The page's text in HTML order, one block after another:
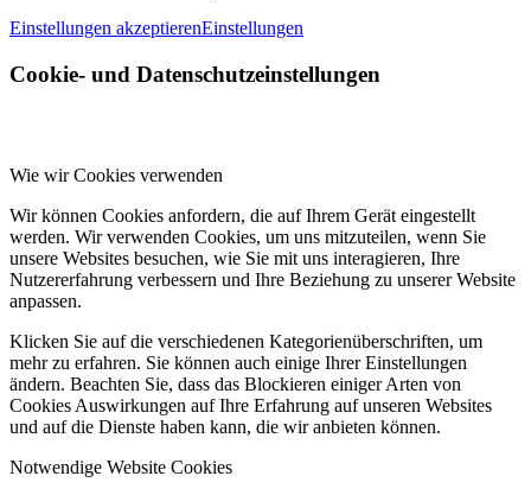
Einstellungen akzeptierenEinstellungen
Cookie- und Datenschutzeinstellungen
Wie wir Cookies verwenden
Wir können Cookies anfordern, die auf Ihrem Gerät eingestellt
werden. Wir verwenden Cookies, um uns mitzuteilen, wenn Sie
unsere Websites besuchen, wie Sie mit uns interagieren, Ihre
Nutzererfahrung verbessern und Ihre Beziehung zu unserer Website
anpassen.
Klicken Sie auf die verschiedenen Kategorienüberschriften, um
mehr zu erfahren. Sie können auch einige Ihrer Einstellungen
ändern. Beachten Sie, dass das Blockieren einiger Arten von
Cookies Auswirkungen auf Ihre Erfahrung auf unseren Websites
und auf die Dienste haben kann, die wir anbieten können.
Notwendige Website Cookies